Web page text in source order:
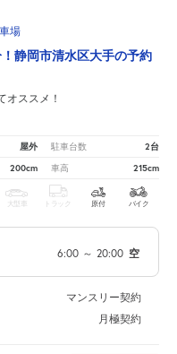
場
静岡市清水区大手の予約
オススメ！
屋外 駐車台数 2台
200cm 車高 215cm
大型車 トラック 原付 バイク
6:00 ～ 20:00 空
マンスリー契約
月極契約